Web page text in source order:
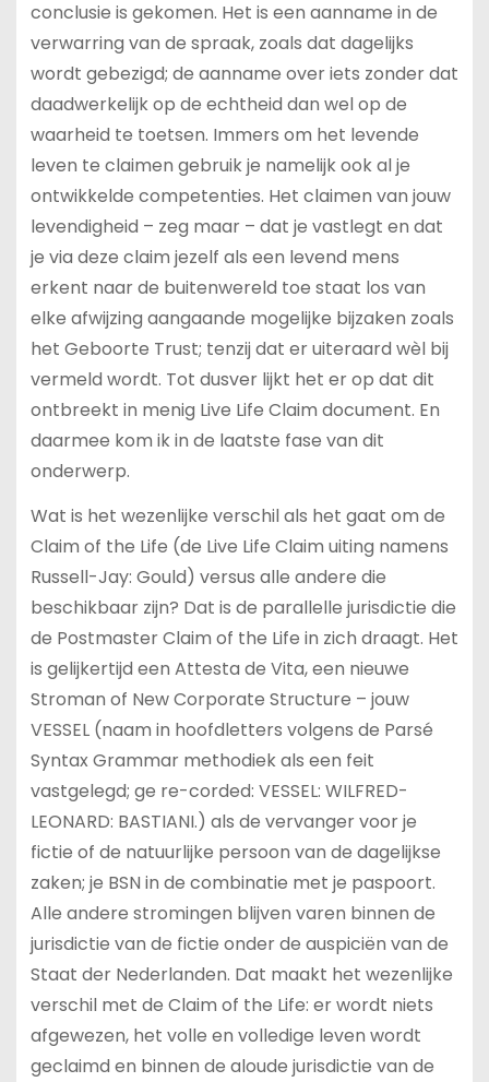
conclusie is gekomen. Het is een aanname in de
verwarring van de spraak, zoals dat dagelijks
wordt gebezigd; de aanname over iets zonder dat
daadwerkelijk op de echtheid dan wel op de
waarheid te toetsen. Immers om het levende
leven te claimen gebruik je namelijk ook al je
ontwikkelde competenties. Het claimen van jouw
levendigheid – zeg maar – dat je vastlegt en dat
je via deze claim jezelf als een levend mens
erkent naar de buitenwereld toe staat los van
elke afwijzing aangaande mogelijke bijzaken zoals
het Geboorte Trust; tenzij dat er uiteraard wèl bij
vermeld wordt. Tot dusver lijkt het er op dat dit
ontbreekt in menig Live Life Claim document. En
daarmee kom ik in de laatste fase van dit
onderwerp.
Wat is het wezenlijke verschil als het gaat om de
Claim of the Life (de Live Life Claim uiting namens
Russell-Jay: Gould) versus alle andere die
beschikbaar zijn? Dat is de parallelle jurisdictie die
de Postmaster Claim of the Life in zich draagt. Het
is gelijkertijd een Attesta de Vita, een nieuwe
Stroman of New Corporate Structure – jouw
VESSEL (naam in hoofdletters volgens de Parsé
Syntax Grammar methodiek als een feit
vastgelegd; ge re-corded: VESSEL: WILFRED-
LEONARD: BASTIANI.) als de vervanger voor je
fictie of de natuurlijke persoon van de dagelijkse
zaken; je BSN in de combinatie met je paspoort.
Alle andere stromingen blijven varen binnen de
jurisdictie van de fictie onder de auspiciën van de
Staat der Nederlanden. Dat maakt het wezenlijke
verschil met de Claim of the Life: er wordt niets
afgewezen, het volle en volledige leven wordt
geclaimd en binnen de aloude jurisdictie van de